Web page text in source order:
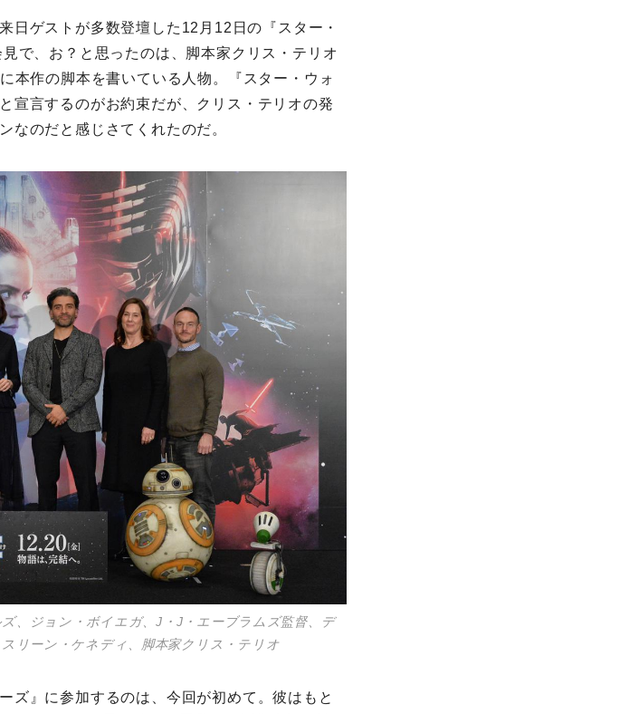
ゲストが多数登壇した12月12日の『スター・
で、お？と思ったのは、脚本家クリス・テリオ
本作の脚本を書いている人物。『スター・ウォ
宣言するのがお約束だが、クリス・テリオの発
なのだと感じさてくれたのだ。
、ジョン・ボイエガ、J・J・エーブラムズ監督、デ
リーン・ケネディ、脚本家クリス・テリオ
』に参加するのは、今回が初めて。彼はもと